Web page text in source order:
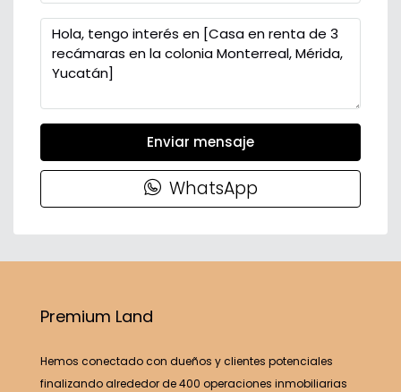
Enviar mensaje
WhatsApp
Premium Land
Hemos conectado con dueños y clientes potenciales
finalizando alrededor de 400 operaciones inmobiliarias